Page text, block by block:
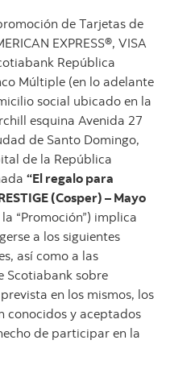
de Tarjetas de
EXPRESS®, VISA
República
Múltiple (en lo adelante
social ubicado en la
esquina Avenida 27
de Santo Domingo,
de la República
“El regalo para
(Cosper) – Mayo
“Promoción”) implica
a los siguientes
así como a las
Scotiabank sobre
en los mismos, los
conocidos y aceptados
de participar en la